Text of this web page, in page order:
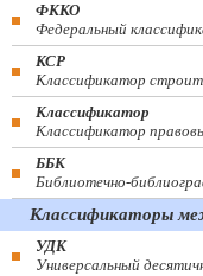
ФККО
Федеральный
КСР
Классификатор
Классификатор
Классификатор
ББК
Библиотечно-
Классификаторы
УДК
Универсальный